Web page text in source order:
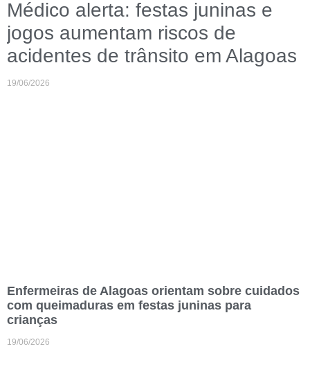
Médico alerta: festas juninas e
jogos aumentam riscos de
acidentes de trânsito em Alagoas
19/06/2026
Enfermeiras de Alagoas orientam sobre cuidados
com queimaduras em festas juninas para
crianças
19/06/2026